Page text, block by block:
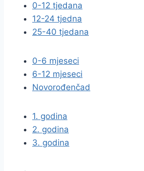
0-12 tjedana
12-24 tjedna
25-40 tjedana
0-6 mjeseci
6-12 mjeseci
Novorođenčad
1. godina
2. godina
3. godina